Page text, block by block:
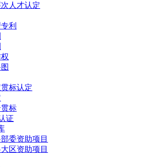
人才认定
利
标认定
标
证
委资助项目
区资助项目